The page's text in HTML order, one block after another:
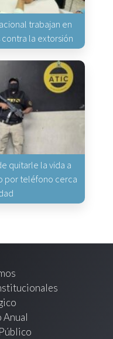
trabajan en
la extorsión
quitarle la vida a
por teléfono cerca
Anual